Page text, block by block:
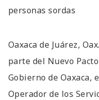
personas sordas
Oaxaca de Juárez,
parte del Nuevo
Gobierno de Oaxaca,
Operador de los